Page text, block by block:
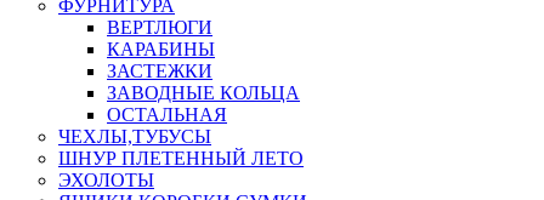
ФУРНИТУРА
ВЕРТЛЮГИ
КАРАБИНЫ
ЗАСТЕЖКИ
ЗАВОДНЫЕ КОЛЬЦА
ОСТАЛЬНАЯ
ЧЕХЛЫ,ТУБУСЫ
ШНУР ПЛЕТЕННЫЙ ЛЕТО
ЭХОЛОТЫ